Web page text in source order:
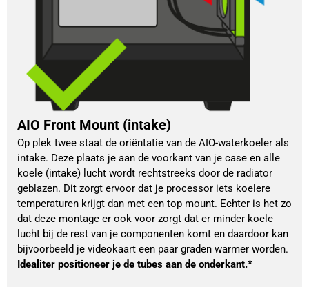
AIO Front Mount (intake)
Op plek twee staat de oriëntatie van de AIO-waterkoeler als
intake. Deze plaats je aan de voorkant van je case en alle
koele (intake) lucht wordt rechtstreeks door de radiator
geblazen. Dit zorgt ervoor dat je processor iets koelere
temperaturen krijgt dan met een top mount. Echter is het zo
dat deze montage er ook voor zorgt dat er minder koele
lucht bij de rest van je componenten komt en daardoor kan
Idealiter positioneer je de tubes aan de onderkant.*